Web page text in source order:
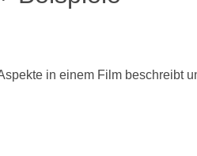
in einem Film beschreibt